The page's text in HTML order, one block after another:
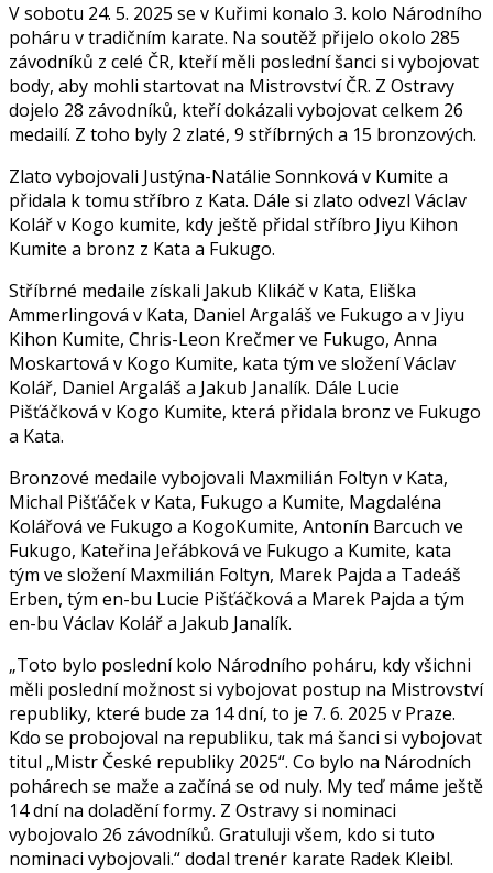
V sobotu 24. 5. 2025 se v Kuřimi konalo 3. kolo Národního
poháru v tradičním karate. Na soutěž přijelo okolo 285
závodníků z celé ČR, kteří měli poslední šanci si vybojovat
body, aby mohli startovat na Mistrovství ČR. Z Ostravy
dojelo 28 závodníků, kteří dokázali vybojovat celkem 26
medailí. Z toho byly 2 zlaté, 9 stříbrných a 15 bronzových.
Zlato vybojovali Justýna-Natálie Sonnková v Kumite a
přidala k tomu stříbro z Kata. Dále si zlato odvezl Václav
Kolář v Kogo kumite, kdy ještě přidal stříbro Jiyu Kihon
Kumite a bronz z Kata a Fukugo.
Stříbrné medaile získali Jakub Klikáč v Kata, Eliška
Ammerlingová v Kata, Daniel Argaláš ve Fukugo a v Jiyu
Kihon Kumite, Chris-Leon Krečmer ve Fukugo, Anna
Moskartová v Kogo Kumite, kata tým ve složení Václav
Kolář, Daniel Argaláš a Jakub Janalík. Dále Lucie
Pišťáčková v Kogo Kumite, která přidala bronz ve Fukugo
a Kata.
Bronzové medaile vybojovali Maxmilián Foltyn v Kata,
Michal Pišťáček v Kata, Fukugo a Kumite, Magdaléna
Kolářová ve Fukugo a KogoKumite, Antonín Barcuch ve
Fukugo, Kateřina Jeřábková ve Fukugo a Kumite, kata
tým ve složení Maxmilián Foltyn, Marek Pajda a Tadeáš
Erben, tým en-bu Lucie Pišťáčková a Marek Pajda a tým
en-bu Václav Kolář a Jakub Janalík.
„Toto bylo poslední kolo Národního poháru, kdy všichni
měli poslední možnost si vybojovat postup na Mistrovství
republiky, které bude za 14 dní, to je 7. 6. 2025 v Praze.
Kdo se probojoval na republiku, tak má šanci si vybojovat
titul „Mistr České republiky 2025“. Co bylo na Národních
pohárech se maže a začíná se od nuly. My teď máme ještě
14 dní na doladění formy. Z Ostravy si nominaci
vybojovalo 26 závodníků. Gratuluji všem, kdo si tuto
nominaci vybojovali.“ dodal trenér karate Radek Kleibl.